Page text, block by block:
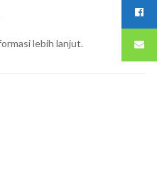
lebih lanjut.